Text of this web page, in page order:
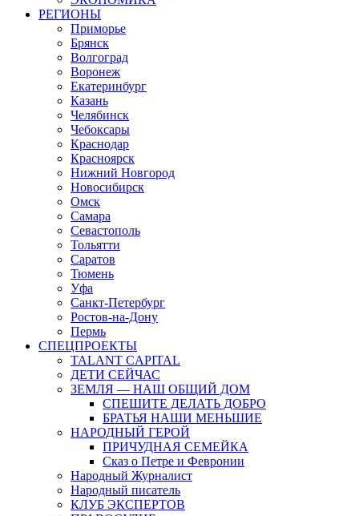
РЕГИОНЫ
Приморье
Брянск
Волгоград
Воронеж
Екатеринбург
Казань
Челябинск
Чебоксары
Краснодар
Красноярск
Нижний Новгород
Новосибирск
Омск
Самара
Севастополь
Тольятти
Саратов
Тюмень
Уфа
Санкт-Петербург
Ростов-на-Дону
Пермь
СПЕЦПРОЕКТЫ
TALANT CAPITAL
ДЕТИ СЕЙЧАС
ЗЕМЛЯ — НАШ ОБЩИЙ ДОМ
СПЕШИТЕ ДЕЛАТЬ ДОБРО
БРАТЬЯ НАШИ МЕНЬШИЕ
НАРОДНЫЙ ГЕРОЙ
ПРИЧУДНАЯ СЕМЕЙКА
Сказ о Петре и Февронии
Народный Журналист
Народный писатель
КЛУБ ЭКСПЕРТОВ